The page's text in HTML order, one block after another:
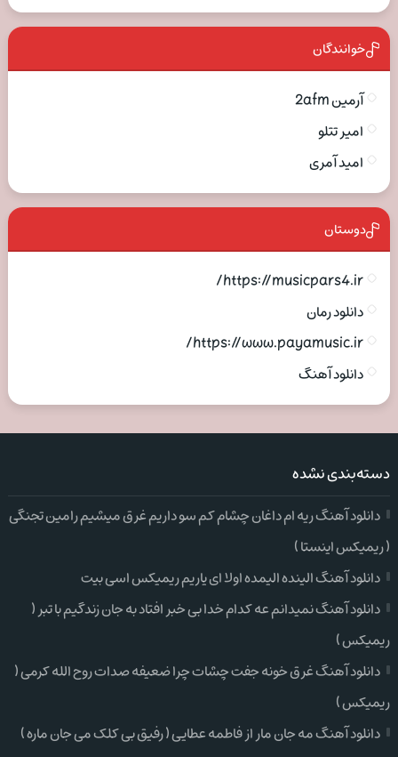
خوانندگان
آرمین 2afm
امیر تتلو
امید آمری
دوستان
https://musicpars4.ir/
دانلود رمان
https://www.payamusic.ir/
دانلود آهنگ
دسته‌بندی نشده
دانلود آهنگ ریه ام داغان چشام کم سو داریم غرق میشیم رامین تجنگی
( ریمیکس اینستا )
دانلود آهنگ الینده الیمده اولا ای یاریم ریمیکس اسی بیت
دانلود آهنگ نمیدانم عه کدام خدا بی خبر افتاد به جان زندگیم با تبر (
ریمیکس )
دانلود آهنگ غرق خونه جفت چشات چرا ضعیفه صدات روح الله کرمی (
ریمیکس )
دانلود آهنگ مه جان مار از فاطمه عطایی ( رفیق بی کلک می جان ماره )